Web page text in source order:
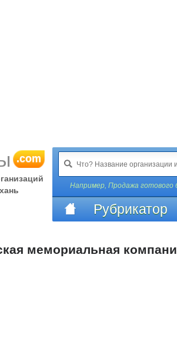
.com
Например, Продажа готового
Рубрикатор
мемориальная